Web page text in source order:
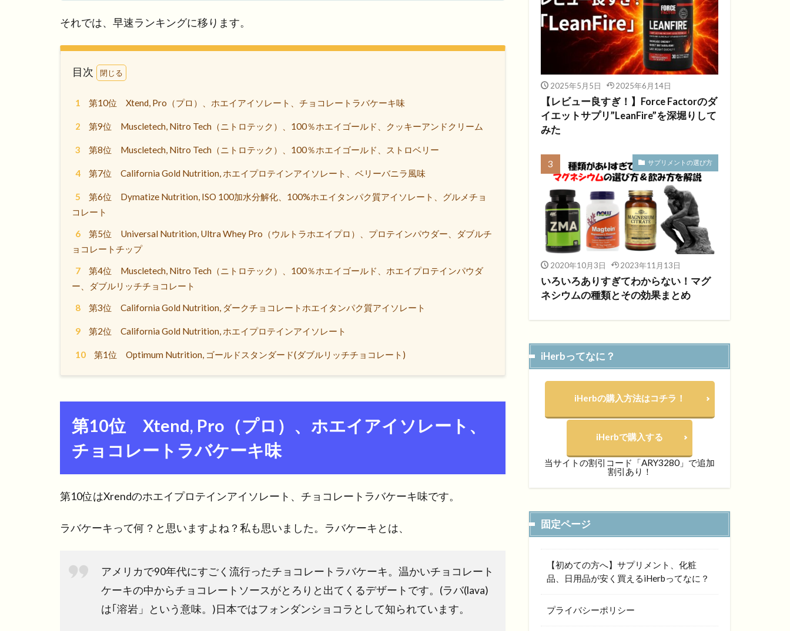
それでは、早速ランキングに移ります。
目次
1 第10位 Xtend, Pro（プロ）、ホエイアイソレート、チョコレートラバケーキ味
2 第9位 Muscletech, Nitro Tech（ニトロテック）、100％ホエイゴールド、クッキーアンドクリーム
3 第8位 Muscletech, Nitro Tech（ニトロテック）、100％ホエイゴールド、ストロベリー
4 第7位 California Gold Nutrition, ホエイプロテインアイソレート、ベリーバニラ風味
5
第6位 Dymatize Nutrition, ISO 100加水分解化、100%ホエイタンパク質アイソレート、グルメチョ
コレート
6
第5位 Universal Nutrition, Ultra Whey Pro（ウルトラホエイプロ）、プロテインパウダー、ダブルチ
ョコレートチップ
7
第4位 Muscletech, Nitro Tech（ニトロテック）、100％ホエイゴールド、ホエイプロテインパウダ
ー、ダブルリッチチョコレート
8 第3位 California Gold Nutrition, ダークチョコレートホエイタンパク質アイソレート
9 第2位 California Gold Nutrition, ホエイプロテインアイソレート
10 第1位 Optimum Nutrition, ゴールドスタンダード(ダブルリッチチョコレート)
第10位 Xtend, Pro（プロ）、ホエイアイソレート、
チョコレートラバケーキ味
第10位はXrendのホエイプロテインアイソレート、チョコレートラバケーキ味です。
ラバケーキって何？と思いますよね？私も思いました。ラバケーキとは、
アメリカで90年代にすごく流行ったチョコレートラバケーキ。温かいチョコレート
ケーキの中からチョコレートソースがとろりと出てくるデザートです。(ラバ(lava)
は｢溶岩」という意味。)日本ではフォンダンショコラとして知られています。
2025年5月5日 2025年6月14日
【レビュー良すぎ！】Force Factorのダ
イエットサプリ”LeanFire”を深堀りして
みた
サプリメントの選び方
2020年10月3日 2023年11月13日
いろいろありすぎてわからない！マグ
ネシウムの種類とその効果まとめ
iHerbってなに？
iHerbの購入方法はコチラ！
iHerbで購入する
当サイトの割引コード「ARY3280」で追加
割引あり！
固定ページ
【初めての方へ】サプリメント、化粧
品、日用品が安く買えるiHerbってなに？
プライバシーポリシー